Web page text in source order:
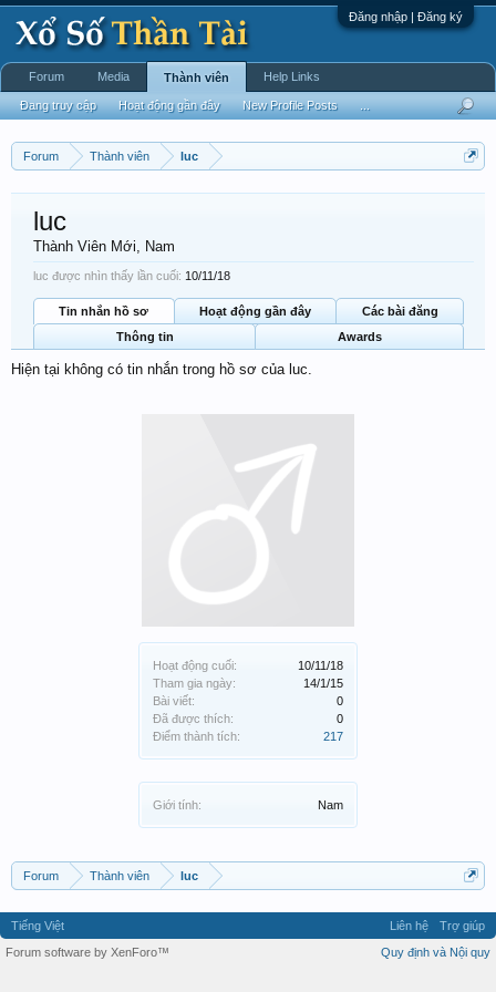
Đăng nhập | Đăng ký
Forum Thành viên luc
Hoạt động cuối:
10/11/18
Tham gia ngày:
14/1/15
Bài viết:
0
Đã được thích:
0
Điểm thành tích:
217
Giới tính: Nam
luc
Thành Viên Mới, Nam
luc được nhìn thấy lần cuối: 10/11/18
Tin nhắn hồ sơ Hoạt động gần đây
Các bài đăng
Thông tin
Awards
Hiện tại không có tin nhắn trong hồ sơ của luc.
Forum Thành viên luc
Forum Media Thành viên
Đang truy cập Hoạt động gần đây New Profile Posts
Help Links
Tiếng Việt Liên hệ
Trợ giúp
Quy định và Nội quy
Forum software by XenForo™